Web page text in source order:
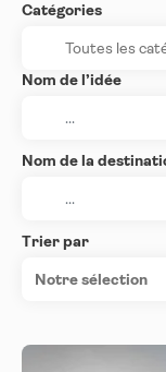
Catégories
Nom de l’idée
Nom de la
Trier par
Notre sélection